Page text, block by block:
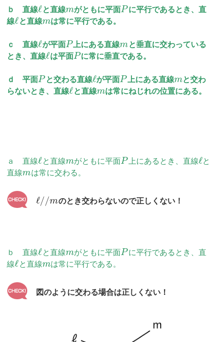
ｂ 直線ℓと直線mがともに平面P に平行であるとき、直
線ℓと直線mは常に平行である。
ｃ 直線ℓが平面P 上にある直線mと垂直に交わっている
とき、直線ℓは平面Pに常に垂直である。
ｄ 平面P と交わる直線ℓが平面P 上にある直線mと交わ
らないとき、直線ℓと直線mは常にねじれの位置にある。
ａ 直線ℓと直線mがともに平面P 上にあるとき、直線ℓと
直線mは常に交わる。
ℓ//mのとき交わらないので正しくない！
ｂ 直線ℓと直線mがともに平面P に平行であるとき、直
線ℓと直線mは常に平行である。
図のように交わる場合は正しくない！